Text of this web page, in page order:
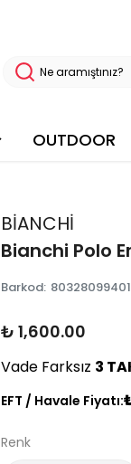
OUTDOOR
BİANCHİ
Bianchi Polo
Barkod:
₺ 1,600.00
Vade Farksız 3
EFT / Havale Fiyatı:
Renk